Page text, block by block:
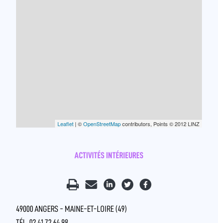
Leaflet | ©OpenStreetMapcontributors, Points © 2012 LINZ
ACTIVITÉS INTÉRIEURES
49000 ANGERS - MAINE-ET-LOIRE (49)